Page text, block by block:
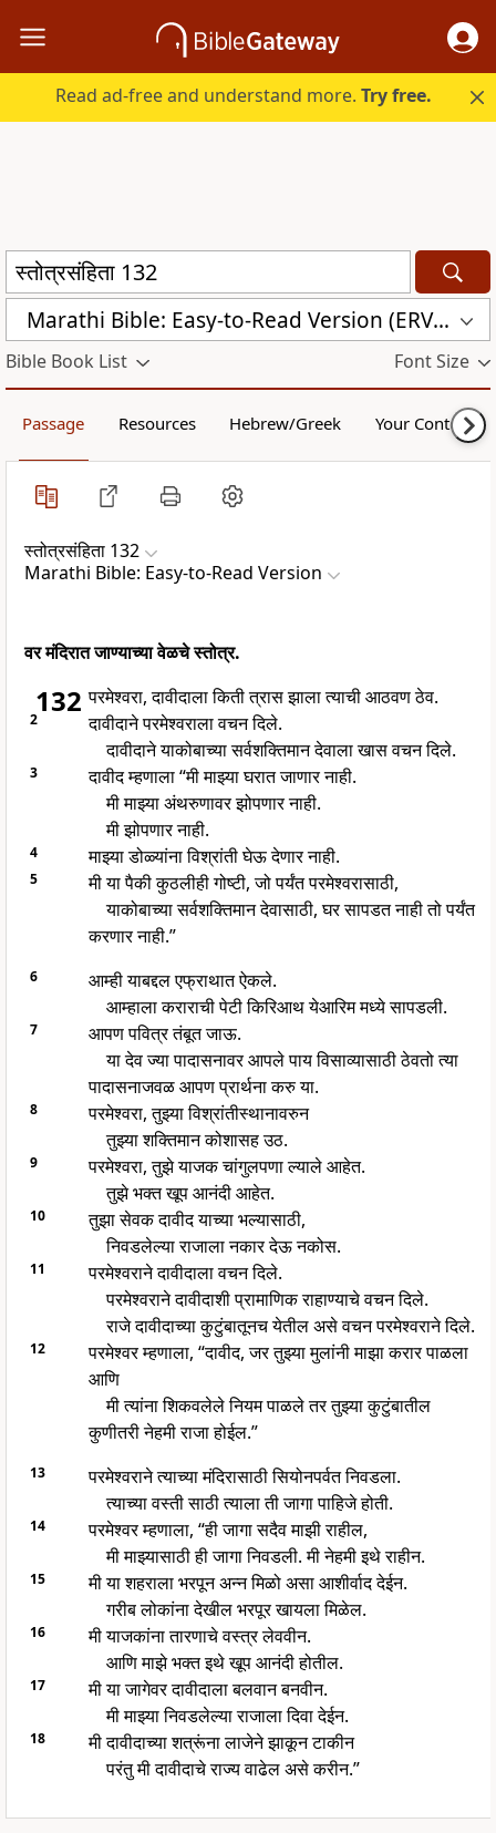
Read ad-free and understand more.Try free.
Marathi Bible: Easy-to-Read Version (ERV-MR)
Bible Book List Font Size
Passage Resources Hebrew/Greek Your Content
स्तोत्रसंहिता 132
Marathi Bible: Easy-to-Read Version
वर मंदिरात जाण्याच्या वेळचे स्तोत्र.
132परमेश्वरा, दावीदाला किती त्रास झाला त्याची आठवण ठेव.
2
दावीदाने परमेश्वराला वचन दिले.
दावीदाने याकोबाच्या सर्वशक्तिमान देवाला खास वचन दिले.
3
दावीद म्हणाला “मी माझ्या घरात जाणार नाही.
मी माझ्या अंथरुणावर झोपणार नाही.
मी झोपणार नाही.
4 माझ्या डोळ्यांना विश्रांती घेऊ देणार नाही.
5
मी या पैकी कुठलीही गोष्टी, जो पर्यंत परमेश्वरासाठी,
याकोबाच्या सर्वशक्तिमान देवासाठी, घर सापडत नाही तो पर्यंत
करणार नाही.”
6
आम्ही याबद्दल एफ्राथात ऐकले.
आम्हाला कराराची पेटी किरिआथ येआरिम मध्ये सापडली.
7
आपण पवित्र तंबूत जाऊ.
या देव ज्या पादासनावर आपले पाय विसाव्यासाठी ठेवतो त्या
पादासनाजवळ आपण प्रार्थना करु या.
8
परमेश्वरा, तुझ्या विश्रांतीस्थानावरुन
तुझ्या शक्तिमान कोशासह उठ.
9
परमेश्वरा, तुझे याजक चांगुलपणा ल्याले आहेत.
तुझे भक्त खूप आनंदी आहेत.
10
तुझा सेवक दावीद याच्या भल्यासाठी,
निवडलेल्या राजाला नकार देऊ नकोस.
11
परमेश्वराने दावीदाला वचन दिले.
परमेश्वराने दावीदाशी प्रामाणिक राहाण्याचे वचन दिले.
राजे दावीदाच्या कुटुंबातूनच येतील असे वचन परमेश्वराने दिले.
12
परमेश्वर म्हणाला, “दावीद, जर तुझ्या मुलांनी माझा करार पाळला
आणि
मी त्यांना शिकवलेले नियम पाळले तर तुझ्या कुटुंबातील
कुणीतरी नेहमी राजा होईल.”
13
परमेश्वराने त्याच्या मंदिरासाठी सियोनपर्वत निवडला.
त्याच्या वस्ती साठी त्याला ती जागा पाहिजे होती.
14
परमेश्वर म्हणाला, “ही जागा सदैव माझी राहील,
मी माझ्यासाठी ही जागा निवडली. मी नेहमी इथे राहीन.
15
मी या शहराला भरपून अन्न मिळो असा आशीर्वाद देईन.
गरीब लोकांना देखील भरपूर खायला मिळेल.
16
मी याजकांना तारणाचे वस्त्र लेववीन.
आणि माझे भक्त इथे खूप आनंदी होतील.
17
मी या जागेवर दावीदाला बलवान बनवीन.
मी माझ्या निवडलेल्या राजाला दिवा देईन.
18
मी दावीदाच्या शत्रूंना लाजेने झाकून टाकीन
परंतु मी दावीदाचे राज्य वाढेल असे करीन.”